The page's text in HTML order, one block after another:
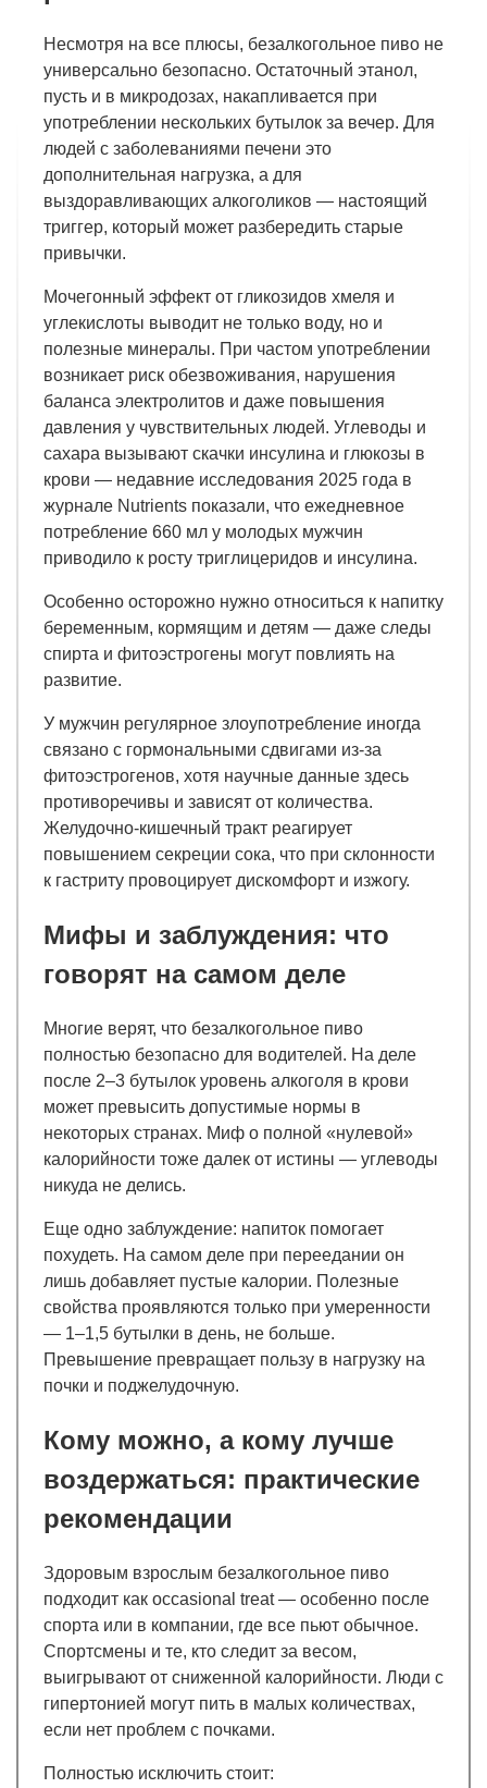
Несмотря на все плюсы, безалкогольное пиво не
универсально безопасно. Остаточный этанол,
пусть и в микродозах, накапливается при
употреблении нескольких бутылок за вечер. Для
людей с заболеваниями печени это
дополнительная нагрузка, а для
выздоравливающих алкоголиков — настоящий
триггер, который может разбередить старые
привычки.
Мочегонный эффект от гликозидов хмеля и
углекислоты выводит не только воду, но и
полезные минералы. При частом употреблении
возникает риск обезвоживания, нарушения
баланса электролитов и даже повышения
давления у чувствительных людей. Углеводы и
сахара вызывают скачки инсулина и глюкозы в
крови — недавние исследования 2025 года в
журнале Nutrients показали, что ежедневное
потребление 660 мл у молодых мужчин
приводило к росту триглицеридов и инсулина.
Особенно осторожно нужно относиться к напитку
беременным, кормящим и детям — даже следы
спирта и фитоэстрогены могут повлиять на
развитие.
У мужчин регулярное злоупотребление иногда
связано с гормональными сдвигами из-за
фитоэстрогенов, хотя научные данные здесь
противоречивы и зависят от количества.
Желудочно-кишечный тракт реагирует
повышением секреции сока, что при склонности
к гастриту провоцирует дискомфорт и изжогу.
Мифы и заблуждения: что
говорят на самом деле
Многие верят, что безалкогольное пиво
полностью безопасно для водителей. На деле
после 2–3 бутылок уровень алкоголя в крови
может превысить допустимые нормы в
некоторых странах. Миф о полной «нулевой»
калорийности тоже далек от истины — углеводы
никуда не делись.
Еще одно заблуждение: напиток помогает
похудеть. На самом деле при переедании он
лишь добавляет пустые калории. Полезные
свойства проявляются только при умеренности
— 1–1,5 бутылки в день, не больше.
Превышение превращает пользу в нагрузку на
почки и поджелудочную.
Кому можно, а кому лучше
воздержаться: практические
рекомендации
Здоровым взрослым безалкогольное пиво
подходит как occasional treat — особенно после
спорта или в компании, где все пьют обычное.
Спортсмены и те, кто следит за весом,
выигрывают от сниженной калорийности. Люди с
гипертонией могут пить в малых количествах,
если нет проблем с почками.
Полностью исключить стоит: